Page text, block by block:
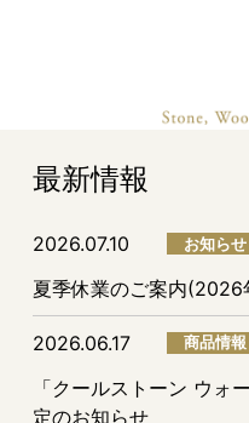
最新情報
2026.07.10 お知らせ
夏季休業のご案内(2026
2026.06.17 商品情報
「クールストーン ウォ
定のお知らせ